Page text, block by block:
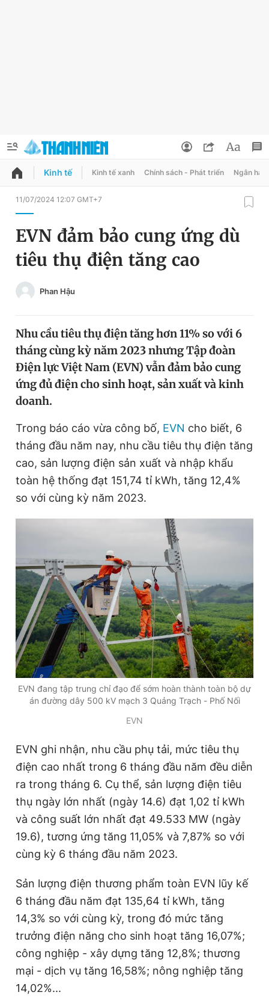
QUẢNG CÁO
Chuyên mục
Chuyên mục khác
Tin thị trường Tin 360
Video Magazine
Sản phẩm khác
Tiện ích Bạn cần biết
Thông tin tòa soạn Liên hệ quảng cáo
Đọc Thanh Niên trên điện thoại
Theo dõi báo trên
Hotline
0906 645 777
Liên hệ quảng cáo
0908 780 404
Tổng biên tập: Nguyễn Ngọc Toàn
Phó tổng biên tập thường trực: Hải Thành
Phó tổng biên tập: Lâm Hiếu Dũng
Phó tổng biên tập: Trần Việt Hưng
Tổng thư ký tòa soạn: Đức Trung
Giấy phép xuất bản số 110/GP - BTTTT cấp ngày 24.3.2020
© 2003-2026 Bản quyền thuộc về Báo Thanh Niên. Cấm sao
chép dưới mọi hình thức nếu không có sự chấp thuận bằng văn
bản. Phát triển bởi ePi Technologies, JSC.
Đổi mật khẩu
Tin đã lưu
Tin đã xem
Đăng xuất
Kinh tế Kinh tế xanh Chính sách - Phát triển Ngân
11/07/2024 12:07 GMT+7
EVN đảm bảo cung ứng dù
tiêu thụ điện tăng cao
Phan Hậu
Nhu cầu tiêu thụ điện tăng hơn 11% so với 6
tháng cùng kỳ năm 2023 nhưng Tập đoàn
Điện lực Việt Nam (EVN) vẫn đảm bảo cung
ứng đủ điện cho sinh hoạt, sản xuất và kinh
doanh.
Trong báo cáo vừa công bố, EVN cho biết, 6
tháng đầu năm nay, nhu cầu tiêu thụ điện tăng
cao, sản lượng điện sản xuất và nhập khẩu
toàn hệ thống đạt 151,74 tỉ kWh, tăng 12,4%
so với cùng kỳ năm 2023.
EVN đang tập trung chỉ đạo để sớm hoàn thành toàn bộ dự
án đường dây 500 kV mạch 3 Quảng Trạch - Phố Nối
EVN
EVN ghi nhận, nhu cầu phụ tải, mức tiêu thụ
điện cao nhất trong 6 tháng đầu năm đều diễn
ra trong tháng 6. Cụ thể, sản lượng điện tiêu
thụ ngày lớn nhất (ngày 14.6) đạt 1,02 tỉ kWh
và công suất lớn nhất đạt 49.533 MW (ngày
19.6), tương ứng tăng 11,05% và 7,87% so với
cùng kỳ 6 tháng đầu năm 2023.
Sản lượng điện thương phẩm toàn EVN lũy kế
6 tháng đầu năm đạt 135,64 tỉ kWh, tăng
14,3% so với cùng kỳ, trong đó mức tăng
trưởng điện năng cho sinh hoạt tăng 16,07%;
công nghiệp - xây dựng tăng 12,8%; thương
mại - dịch vụ tăng 16,58%; nông nghiệp tăng
14,02%...